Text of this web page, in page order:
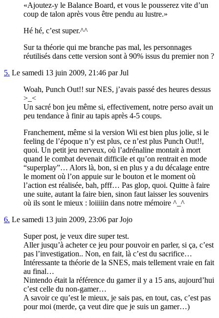
Ajoutez-y le Balance Board, et vous le pousserez vite d’un
coup de talon après vous être pendu au lustre.
Hé hé, c’est super.^^
Sur ta théorie qui me branche pas mal, les personnages
réutilisés dans cette version sont à 90% issus du premier non ?
5. Le samedi 13 juin 2009, 21:46 par Jul
Woah, Punch Out!! sur NES, j’avais passé des heures dessus
>_<
Un sacré bon jeu même si, effectivement, notre perso avait un
peu tendance à finir au tapis après 4-5 coups.
Franchement, même si la version Wii est bien plus jolie, si le
feeling de l’époque n’y est plus, ce n’est plus Punch Out!!,
quoi. Un petit jeu nerveux, où l’adrénaline montait à mort
quand le combat devenait difficile et qu’on rentrait en mode
“superplay”… Alors là, bon, si en plus y a du décalage entre
le moment où l’on appuie sur le bouton et le moment où
l’action est réalisée, bah, pfff… Pas glop, quoi. Quitte à faire
une suite, autant la faire bien, sinon faut laisser les souvenirs
où ils sont le mieux : loiiiiin dans notre mémoire ^_^
6. Le samedi 13 juin 2009, 23:06 par Jojo
Super post, je veux dire super test.
Aller jusqu’à acheter ce jeu pour pouvoir en parler, si ça, c’est
pas l’investigation.. Non, en fait, là c’est du sacrifice…
Intéressante ta théorie de la SNES, mais tellement vraie en fait
au final…
Nintendo était la référence du gamer il y a 15 ans, aujourd’hui
c’est celle du non-gamer…
A savoir ce qu’est le mieux, je sais pas, en tout, cas, c’est pas
pour moi (merde, ça veut dire que je suis un gamer…)